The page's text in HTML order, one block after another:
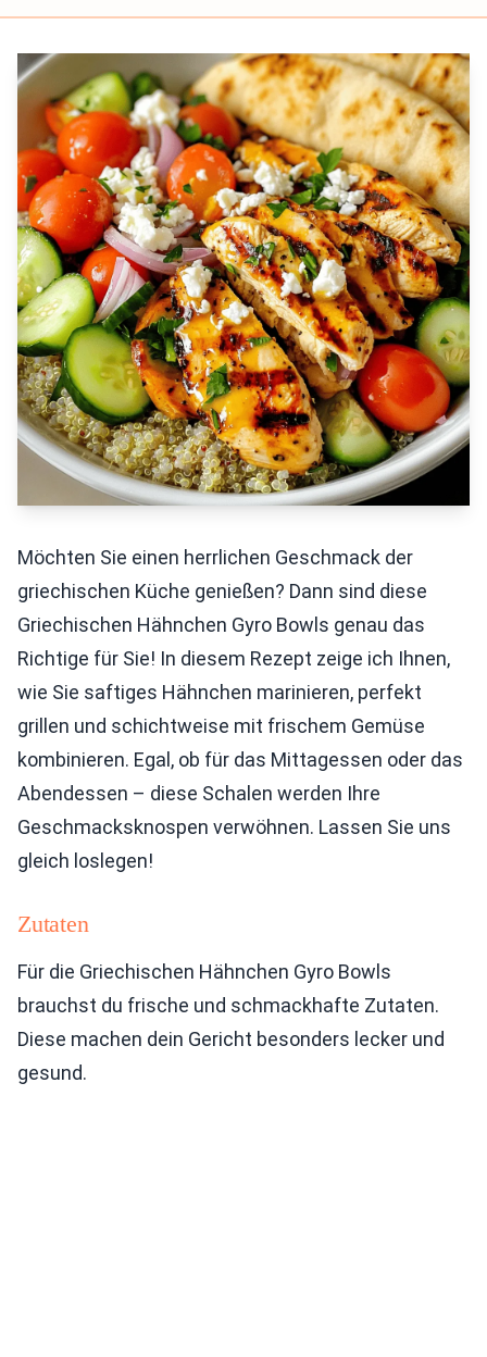
Möchten Sie einen herrlichen Geschmack der
griechischen Küche genießen? Dann sind diese
Griechischen Hähnchen Gyro Bowls genau das
Richtige für Sie! In diesem Rezept zeige ich Ihnen,
wie Sie saftiges Hähnchen marinieren, perfekt
grillen und schichtweise mit frischem Gemüse
kombinieren. Egal, ob für das Mittagessen oder das
Abendessen – diese Schalen werden Ihre
Geschmacksknospen verwöhnen. Lassen Sie uns
gleich loslegen!
Zutaten
Für die Griechischen Hähnchen Gyro Bowls
brauchst du frische und schmackhafte Zutaten.
Diese machen dein Gericht besonders lecker und
gesund.